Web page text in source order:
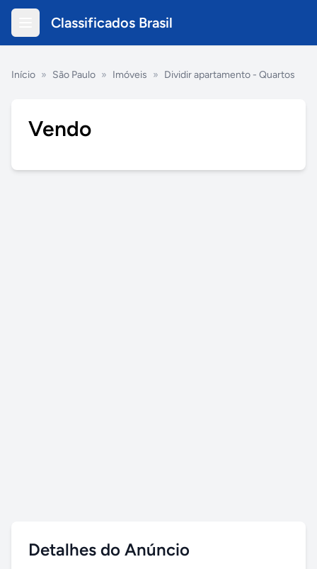
Classificados Brasil
Início » São Paulo » Imóveis » Dividir apartamento - Quartos
Vendo
Detalhes do Anúncio